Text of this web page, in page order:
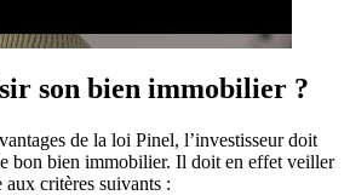
son bien immobilier ?
de la loi Pinel, l’investisseur doit
bon bien immobilier. Il doit en effet veiller
critères suivants :